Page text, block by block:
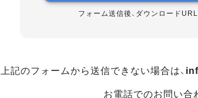
フォーム送信後、ダウンロード
上記のフォームから送信できない場合は、
お電話でのお問い合